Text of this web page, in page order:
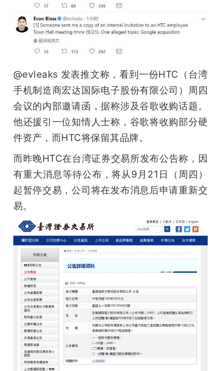
活
动
中
GAIR
专
题
搞
机
@evleaks 发表推文称，看到一份HTC（台湾
手机制造商宏达国际电子股份有限公司）周四
会议的内部邀请函，据称涉及谷歌收购话题。
他还援引一位知情人士称，谷歌将收购部分硬
件资产，而HTC将保留其品牌。
而昨晚HTC在台湾证券交易所发布公告称，因
有重大消息等待公布，将从9月21日（周四）
起暂停交易，公司将在发布消息后申请重新交
易。